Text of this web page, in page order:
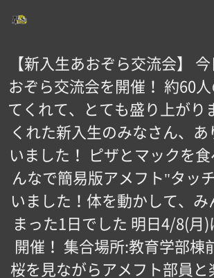
【新入生あおぞら交流会️】
おぞら交流会を開催！ 約60
てくれて、とても盛り上がり
くれた新入生のみなさん、あ
いました！️ ピザとマックを
んなで簡易版アメフト"タッ
いました！体を動かして、み
まった1日でした 明日4/8(月
開催！ 集合場所:教育学部棟
桜を見ながらアメフト部員と